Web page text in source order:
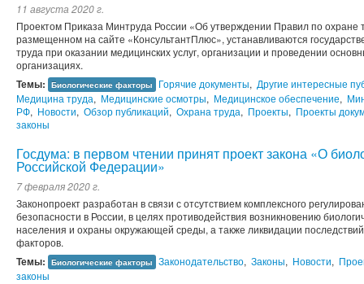
11 августа 2020 г.
Проектом Приказа Минтруда России «Об утверждении Правил по охране
размещенном на сайте «КонсультантПлюс», устанавливаются
труда при оказании медицинских услуг, организации и проведении
организациях.
Темы: Биологические факторы Горячие документы, Другие интересные
Медицина труда, Медицинские осмотры, Медицинское обеспечение,
РФ, Новости, Обзор публикаций, Охрана труда, Проекты, Проекты
законы
Госдума: в первом чтении принят проект закона «О
Российской Федерации»
7 февраля 2020 г.
Законопроект разработан в связи с отсутствием комплексного
безопасности в России, в целях противодействия возникновению
населения и охраны окружающей среды, а также ликвидации
факторов.
Темы: Биологические факторы Законодательство, Законы, Новости,
законы